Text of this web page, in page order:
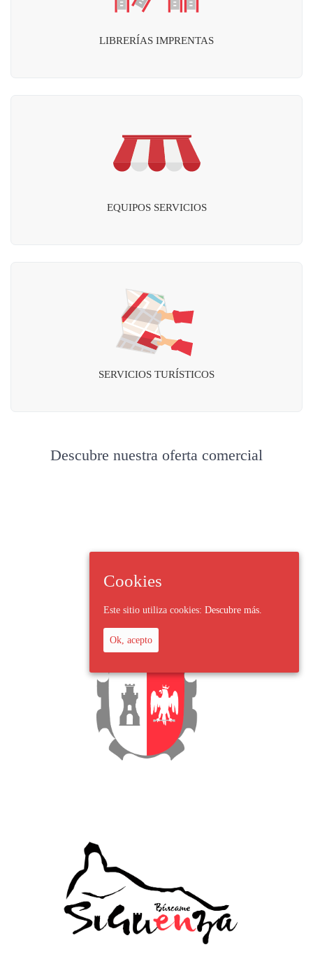
LIBRERÍAS IMPRENTAS
EQUIPOS SERVICIOS
SERVICIOS TURÍSTICOS
Descubre nuestra oferta comercial
Cookies
Este sitio utiliza cookies: Descubre más.
Ok, acepto